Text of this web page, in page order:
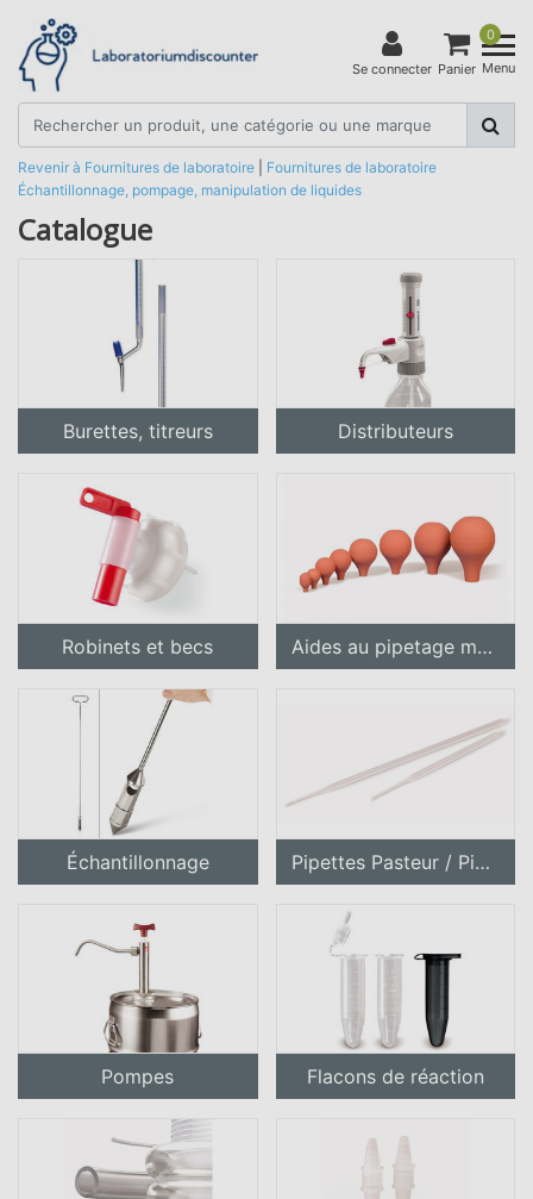
Se connecter
0
Panier Menu
Revenir à Fournitures de laboratoire
Fournitures de laboratoire
Échantillonnage, pompage, manipulation de liquides
Catalogue
Burettes, titreurs Distributeurs
Robinets et becs Aides au pipetage manuel
Échantillonnage Pipettes Pasteur / Pipettes jetables
Pompes Flacons de réaction